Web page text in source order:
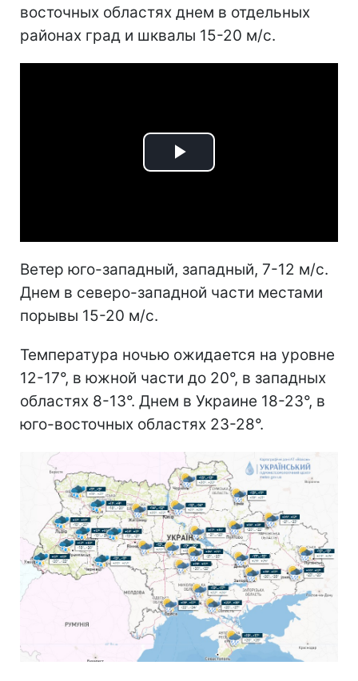
восточных областях днем в отдельных
районах град и шквалы 15-20 м/с.
Play
Ветер юго-западный, западный, 7-12 м/с.
Днем в северо-западной части местами
порывы 15-20 м/с.
Температура ночью ожидается на уровне
12-17°, в южной части до 20°, в западных
областях 8-13°. Днем в Украине 18-23°, в
юго-восточных областях 23-28°.